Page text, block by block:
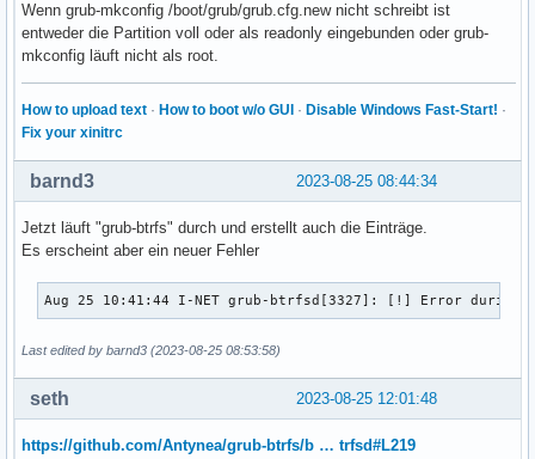
Wenn grub-mkconfig /boot/grub/grub.cfg.new nicht schreibt ist
entweder die Partition voll oder als readonly eingebunden oder grub-
mkconfig läuft nicht als root.
How to upload text · How to boot w/o GUI · Disable Windows Fast-Start! ·
Fix your xinitrc
2023-08-25 08:44:34
barnd3
Jetzt läuft "grub-btrfs" durch und erstellt auch die Einträge.
Es erscheint aber ein neuer Fehler
Aug 25 10:41:44 I-NET grub-btrfsd[3327]: [!] Error during
Last edited by barnd3 (2023-08-25 08:53:58)
2023-08-25 12:01:48
seth
https://github.com/Antynea/grub-btrfs/b … trfsd#L219